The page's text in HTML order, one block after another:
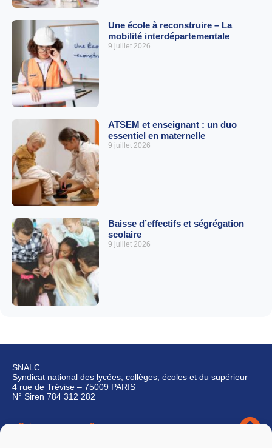
Une école à reconstruire – La
mobilité interdépartementale
9 juillet 2026
ATSEM et enseignant : un duo
essentiel en maternelle
9 juillet 2026
Baisse d’effectifs et ségrégation
scolaire
9 juillet 2026
SNALC
Syndicat national des lycées, collèges, écoles et du supérieur
4 rue de Trévise – 75009 PARIS
N° Siren 784 312 282
Qui sommes-nous ?